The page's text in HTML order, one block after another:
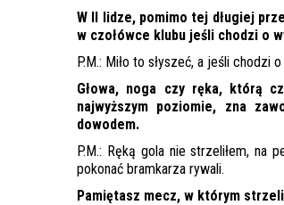
W II lidze, pomimo tej długiej
w czołówce klubu jeśli chodzi o
P.M.: Miło to słyszeć, a jeśli
Głowa, noga czy ręka, którą
najwyższym poziomie, zna
dowodem.
P.M.: Ręką gola nie strzeliłem, na
pokonać bramkarza rywali.
Pamiętasz mecz, w którym